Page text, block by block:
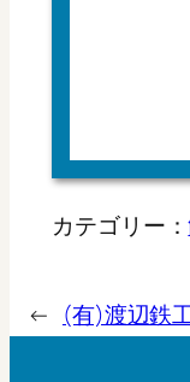
カテゴリー：
← (有)渡辺鉄